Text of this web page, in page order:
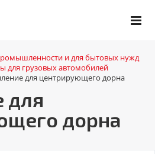
и для бытовых нужд
для грузовых автомобилей
для центрирующего дорна
для
дорна